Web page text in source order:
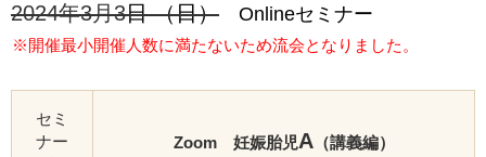
2024年3月3日 （日） Onlineセミナー
※開催最小開催人数に満たないため流会となりました。
セミ
ナー
Zoom 妊娠胎児A（講義編）